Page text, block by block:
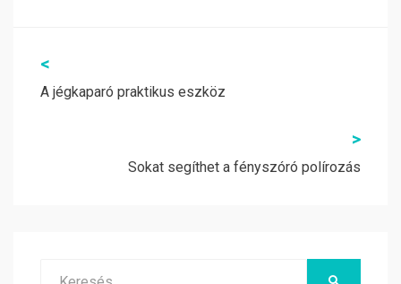
Bejegyzés
navigáció
<
A jégkaparó praktikus eszköz
>
Sokat segíthet a fényszóró polírozás